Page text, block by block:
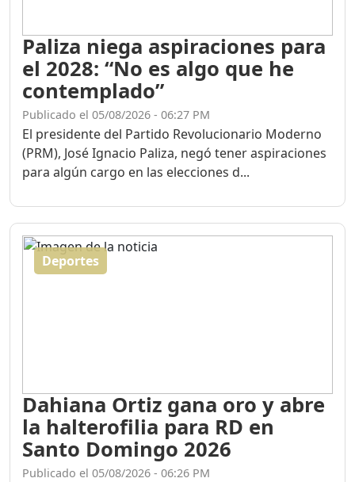
Paliza niega aspiraciones para
el 2028: “No es algo que he
contemplado”
Publicado el 05/08/2026 - 06:27 PM
El presidente del Partido Revolucionario Moderno
(PRM), José Ignacio Paliza, negó tener aspiraciones
para algún cargo en las elecciones d...
Deportes
Dahiana Ortiz gana oro y abre
la halterofilia para RD en
Santo Domingo 2026
Publicado el 05/08/2026 - 06:26 PM